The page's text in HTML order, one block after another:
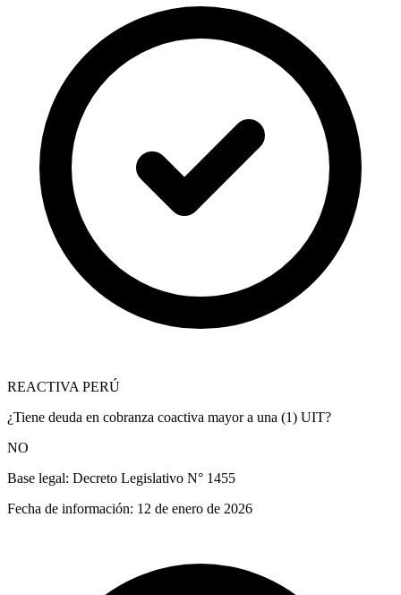
REACTIVA PERÚ
¿Tiene deuda en cobranza coactiva mayor a una (1) UIT?
NO
Base legal: Decreto Legislativo N° 1455
Fecha de información: 12 de enero de 2026